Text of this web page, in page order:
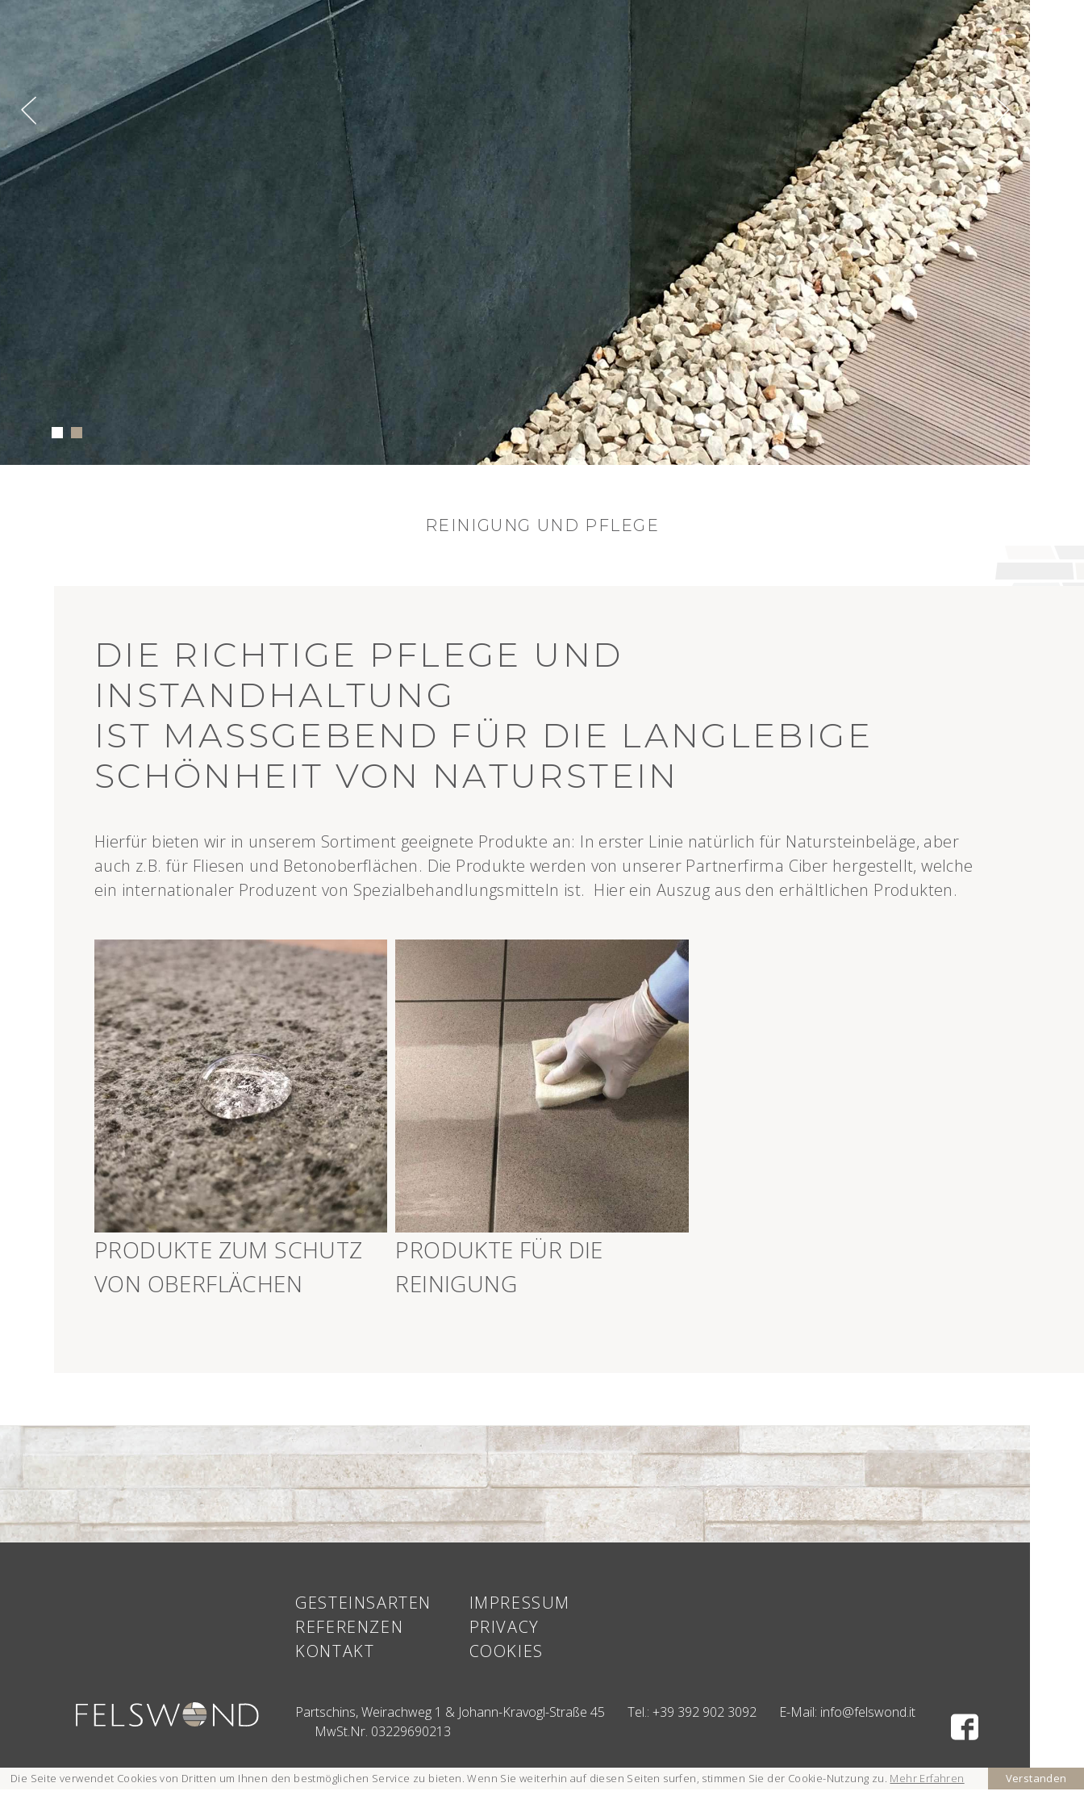
Die Seite verwendet Cookies von Dritten um Ihnen den bestmöglichen Service zu bieten. Wenn Sie weiterhin auf diesen Seiten surfen, stimmen Sie der Cookie-Nutzung zu. Mehr Erfahren Verstanden
REINIGUNG UND PFLEGE
DIE RICHTIGE PFLEGE UND
INSTANDHALTUNG
IST MASSGEBEND FÜR DIE LANGLEBIGE
SCHÖNHEIT VON NATURSTEIN
Hierfür bieten wir in unserem Sortiment geeignete Produkte an: In erster Linie natürlich für Natursteinbeläge, aber
auch z.B. für Fliesen und Betonoberflächen. Die Produkte werden von unserer Partnerfirma Ciber hergestellt, welche
ein internationaler Produzent von Spezialbehandlungsmitteln ist. Hier ein Auszug aus den erhältlichen Produkten.
>
PRODUKTE ZUM SCHUTZ
VON OBERFLÄCHEN
>
PRODUKTE FÜR DIE
REINIGUNG
GESTEINSARTEN
REFERENZEN
KONTAKT
IMPRESSUM
PRIVACY
COOKIES
Partschins, Weirachweg 1 & Johann-Kravogl-Straße 45 Tel.:+39 392 902 3092 E-Mail: info@felswond.it
MwSt.Nr. 03229690213